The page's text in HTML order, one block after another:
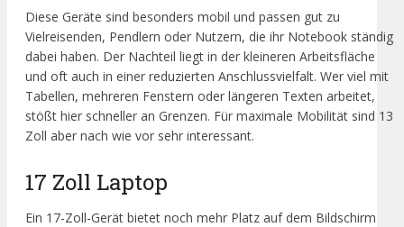
Diese Geräte sind besonders mobil und passen gut zu
Vielreisenden, Pendlern oder Nutzern, die ihr Notebook ständig
dabei haben. Der Nachteil liegt in der kleineren Arbeitsfläche
und oft auch in einer reduzierten Anschlussvielfalt. Wer viel mit
Tabellen, mehreren Fenstern oder längeren Texten arbeitet,
stößt hier schneller an Grenzen. Für maximale Mobilität sind 13
Zoll aber nach wie vor sehr interessant.
17 Zoll Laptop
Ein 17-Zoll-Gerät bietet noch mehr Platz auf dem Bildschirm